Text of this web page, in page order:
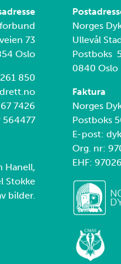
73
Oslo
850
7426
564477
Hanell,
Stokke
bilder.
Norges
Ullevål
Postboks
0840 Oslo
Faktura
Norges
Postboks
E-post:
Org. nr:
EHF: